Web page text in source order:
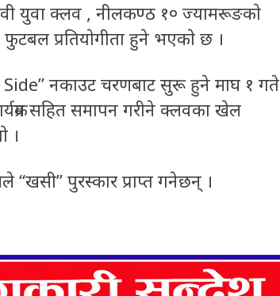
देवी युवा क्लव , नीलकण्ठ १० ज्यामरूङकाे
फुटबल प्रतियाेगीता हुने भएकाे छ ।
नकाउट चरणबाट सुरू हुने माघ १ गते
सहित समापन गरीने क्लवका खेल
।
“खसी” पुरस्कार प्राप्त गनेछन् ।